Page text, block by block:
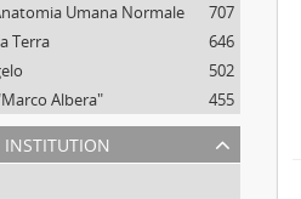
Umana Normale
707
Terra
646
502
Albera"
455
institution